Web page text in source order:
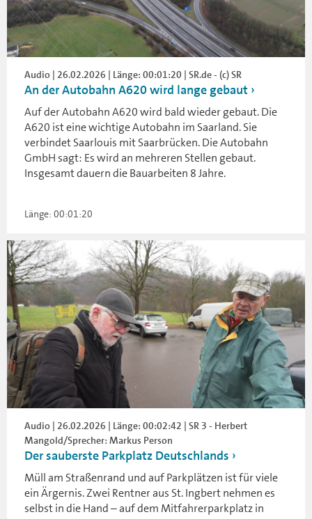
Audio | 26.02.2026 | Länge: 00:01:20 | SR.de - (c) SR
An der Autobahn A620 wird lange gebaut
Auf der Autobahn A620 wird bald wieder gebaut. Die
A620 ist eine wichtige Autobahn im Saarland. Sie
verbindet Saarlouis mit Saarbrücken. Die Autobahn
GmbH sagt: Es wird an mehreren Stellen gebaut.
Insgesamt dauern die Bauarbeiten 8 Jahre.
Länge: 00:01:20
Audio | 26.02.2026 | Länge: 00:02:42 | SR 3 - Herbert
Mangold/Sprecher: Markus Person
Der sauberste Parkplatz Deutschlands
Müll am Straßenrand und auf Parkplätzen ist für viele
ein Ärgernis. Zwei Rentner aus St. Ingbert nehmen es
selbst in die Hand – auf dem Mitfahrerparkplatz in